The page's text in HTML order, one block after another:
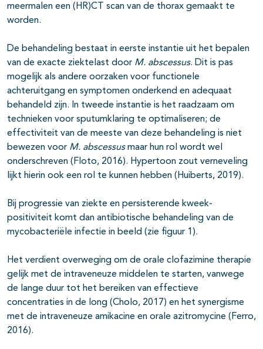
meermalen een (HR)CT scan van de thorax gemaakt te
worden.
De behandeling bestaat in eerste instantie uit het bepalen
van de exacte ziektelast door M. abscessus. Dit is pas
mogelijk als andere oorzaken voor functionele
achteruitgang en symptomen onderkend en adequaat
behandeld zijn. In tweede instantie is het raadzaam om
technieken voor sputumklaring te optimaliseren; de
effectiviteit van de meeste van deze behandeling is niet
bewezen voor M. abscessusmaar hun rol wordt wel
onderschreven (Floto, 2016). Hypertoon zout verneveling
lijkt hierin ook een rol te kunnen hebben (Huiberts, 2019).
Bij progressie van ziekte en persisterende kweek-
positiviteit komt dan antibiotische behandeling van de
mycobacteriële infectie in beeld (zie figuur 1).
Het verdient overweging om de orale clofazimine therapie
gelijk met de intraveneuze middelen te starten, vanwege
de lange duur tot het bereiken van effectieve
concentraties in de long (Cholo, 2017) en het synergisme
met de intraveneuze amikacine en orale azitromycine (Ferro,
2016).